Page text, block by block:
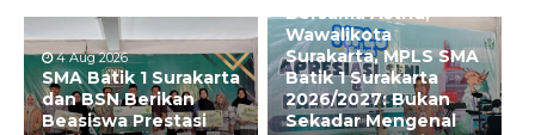
4 Aug 2026
SMA Batik 1 Surakarta
dan BSN Berikan
Beasiswa Prestasi
Bersama Astrid,
Wawalikota
Surakarta, MPLS SMA
Batik 1 Surakarta
2026/2027: Bukan
Sekadar Mengenal